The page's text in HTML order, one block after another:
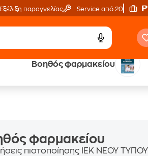
Εξέλιξη παραγγελίας Service από 20'
Βοηθός φαρμακείου
Έλα στον κόσμο
φαρμακείου
πιστοποίησης ΙΕΚ ΝΕΟΥ ΤΥΠΟΥ